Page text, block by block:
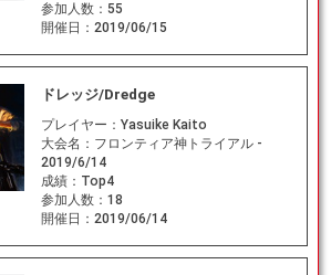
参加人数： 55
開催日： 2019/06/15
ドレッジ/Dredge
プレイヤー： Yasuike Kaito
大会名： フロンティア神トライアル -
2019/6/14
成績： Top4
参加人数： 18
開催日： 2019/06/14